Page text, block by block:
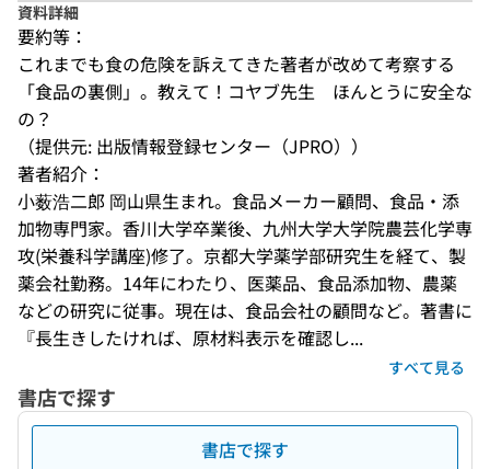
資料詳細
要約等：
これまでも食の危険を訴えてきた著者が改めて考察する
「食品の裏側」。教えて！コヤブ先生　ほんとうに安全な
の？
（提供元: 出版情報登録センター（JPRO））
著者紹介：
小薮浩二郎 岡山県生まれ。食品メーカー顧問、食品・添
加物専門家。香川大学卒業後、九州大学大学院農芸化学専
攻(栄養科学講座)修了。京都大学薬学部研究生を経て、製
薬会社勤務。14年にわたり、医薬品、食品添加物、農薬
などの研究に従事。現在は、食品会社の顧問など。著書に
『長生きしたければ、原材料表示を確認し...
すべて見る
書店で探す
書店で探す